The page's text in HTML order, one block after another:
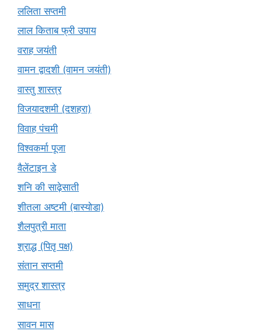
ललिता सप्तमी
लाल किताब फ्री उपाय
वराह जयंती
वामन द्वादशी (वामन जयंती)
वास्तु शास्त्र
विजयादशमी (दशहरा)
विवाह पंचमी
विश्वकर्मा पूजा
वैलेंटाइन डे
शनि की साढ़ेसाती
शीतला अष्टमी (बास्योडा)
शैलपुत्री माता
श्राद्ध (पितृ पक्ष)
संतान सप्तमी
समुद्र शास्त्र
साधना
सावन मास